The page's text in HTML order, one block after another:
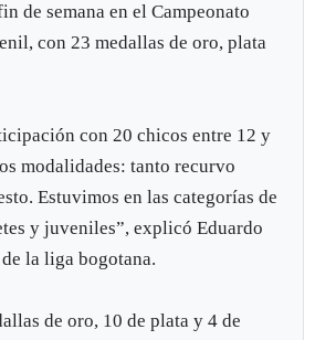
de semana en el Campeonato
con 23 medallas de oro, plata
con 20 chicos entre 12 y
modalidades: tanto recurvo
Estuvimos en las categorías de
y juveniles”, explicó Eduardo
la liga bogotana.
de oro, 10 de plata y 4 de